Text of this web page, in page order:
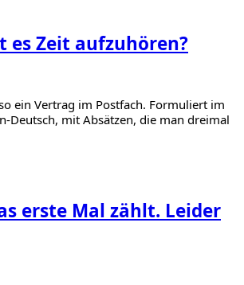
es Zeit aufzuhören?
ein Vertrag im Postfach. Formuliert im
Deutsch, mit Absätzen, die man dreimal
erste Mal zählt. Leider